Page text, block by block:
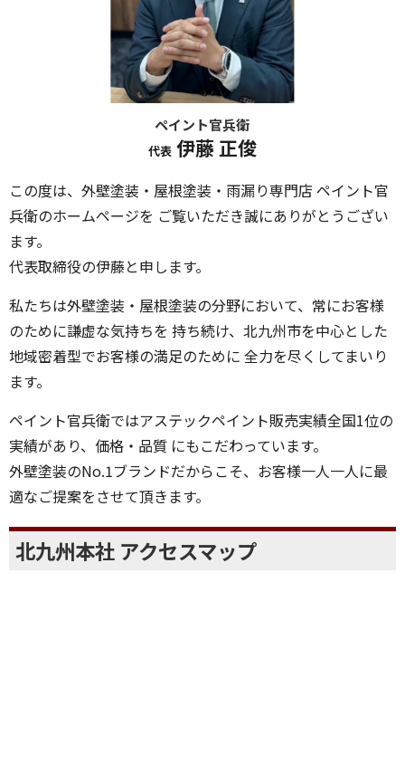
ペイント官兵衛
代表 伊藤 正俊
この度は、外壁塗装・屋根塗装・雨漏り専門店 ペイント官
兵衛のホームページを ご覧いただき誠にありがとうござい
ます。
代表取締役の伊藤と申します。
私たちは外壁塗装・屋根塗装の分野において、常にお客様
のために謙虚な気持ちを 持ち続け、北九州市を中心とした
地域密着型でお客様の満足のために 全力を尽くしてまいり
ます。
ペイント官兵衛ではアステックペイント販売実績全国1位の
実績があり、価格・品質 にもこだわっています。
外壁塗装のNo.1ブランドだからこそ、お客様一人一人に最
適なご提案をさせて頂きます。
北九州本社 アクセスマップ